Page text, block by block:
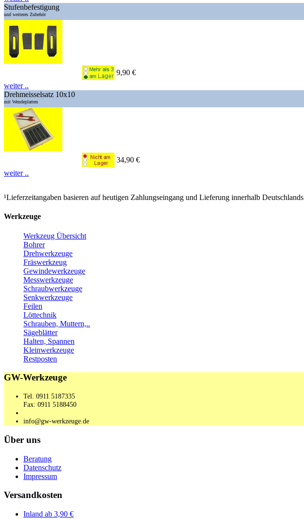
Stufenbefestigung
und weiteres Zubehör
9,90 €
weiter ..
Drehmeisselsatz 10x10
mit Wendeplatten
34,90 €
weiter ..
¹Lieferzeitangaben basieren auf heutigen Zahlungseingang und Lieferung innerhalb Deutschlands
Werkzeuge
Werkzeug Übersicht
Bohrer
Drehwerkzeuge
Fräswerkzeug
Gewindewerkzeuge
Messwerkzeuge
Schraubwerkzeuge
Senkwerkzeuge
Feilen
Löttechnik
Schrauben, Muttern,..
Sägeblätter
Halten, Spannen
Kleinwerkzeuge
Restposten
GW-Werkzeuge
Tel. 0911 5187335
Fax: 0911 5188450
info@gw-werkzeuge.de
Über uns
Beratung
Datenschutz
Impressum
Versandkosten
Inland ab 3,90 €